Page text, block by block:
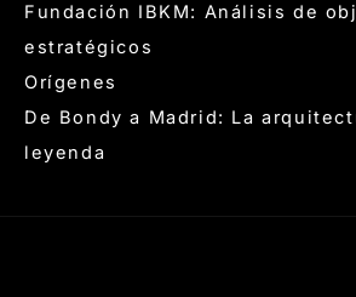
Fundación IBKM: Análisis de
estratégicos
Orígenes
De Bondy a Madrid: La
leyenda